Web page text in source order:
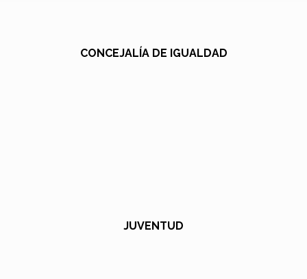
CONCEJALÍA DE IGUALDAD
JUVENTUD